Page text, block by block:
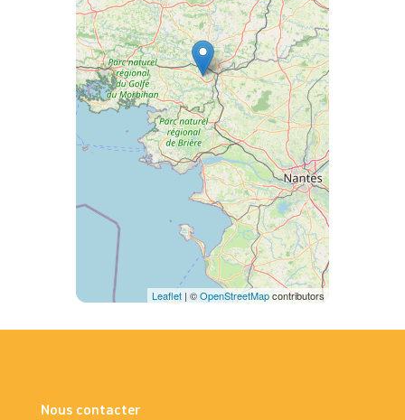
Leaflet | ©OpenStreetMapcontributors
Nous contacter